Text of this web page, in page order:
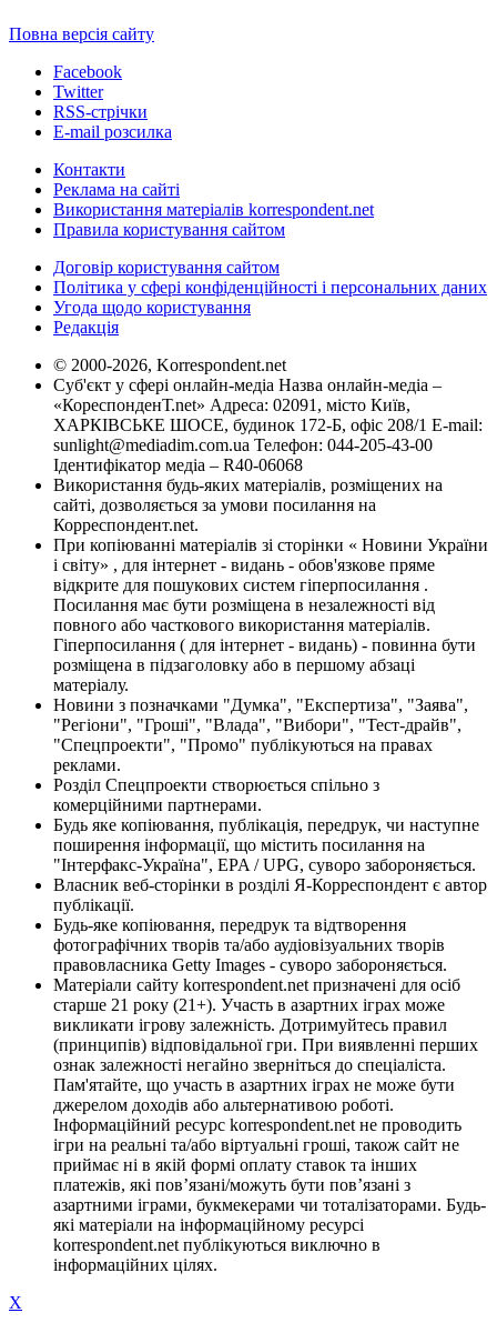
Повна версія сайту
Facebook
Twitter
RSS-стрічки
E-mail розсилка
Контакти
Реклама на сайті
Використання матеріалів korrespondent.net
Правила користування сайтом
Договір користування сайтом
Політика у сфері конфіденційності і персональних даних
Угода щодо користування
Редакція
© 2000-2026, Korrespondent.net
Суб'єкт у сфері онлайн-медіа Назва онлайн-медіа –
«КореспонденТ.net» Адреса: 02091, місто Київ,
ХАРКІВСЬКЕ ШОСЕ, будинок 172-Б, офіс 208/1 E-mail:
sunlight@mediadim.com.ua Телефон: 044-205-43-00
Ідентифікатор медіа – R40-06068
Використання будь-яких матеріалів, розміщених на
сайті, дозволяється за умови посилання на
Корреспондент.net.
При копіюванні матеріалів зі сторінки « Новини України
і світу» , для інтернет - видань - обов'язкове пряме
відкрите для пошукових систем гіперпосилання .
Посилання має бути розміщена в незалежності від
повного або часткового використання матеріалів.
Гіперпосилання ( для інтернет - видань) - повинна бути
розміщена в підзаголовку або в першому абзаці
матеріалу.
Новини з позначками "Думка", "Експертиза", "Заява",
"Регіони", "Гроші", "Влада", "Вибори", "Тест-драйв",
"Спецпроекти", "Промо" публікуються на правах
реклами.
Розділ Спецпроекти створюється спільно з
комерційними партнерами.
Будь яке копіювання, публікація, передрук, чи наступне
поширення інформації, що містить посилання на
"Інтерфакс-Україна", EPA / UPG, суворо забороняється.
Власник веб-сторінки в розділі Я-Корреспондент є автор
публікації.
Будь-яке копіювання, передрук та відтворення
фотографічних творів та/або аудіовізуальних творів
правовласника Getty Images - суворо забороняється.
Матеріали сайту korrespondent.net призначені для осіб
старше 21 року (21+). Участь в азартних іграх може
викликати ігрову залежність. Дотримуйтесь правил
(принципів) відповідальної гри. При виявленні перших
ознак залежності негайно зверніться до спеціаліста.
Пам'ятайте, що участь в азартних іграх не може бути
джерелом доходів або альтернативою роботі.
Інформаційний ресурс korrespondent.net не проводить
ігри на реальні та/або віртуальні гроші, також сайт не
приймає ні в якій формі оплату ставок та інших
платежів, які пов’язані/можуть бути пов’язані з
азартними іграми, букмекерами чи тоталізаторами. Будь-
які матеріали на інформаційному ресурсі
korrespondent.net публікуються виключно в
інформаційних цілях.
X